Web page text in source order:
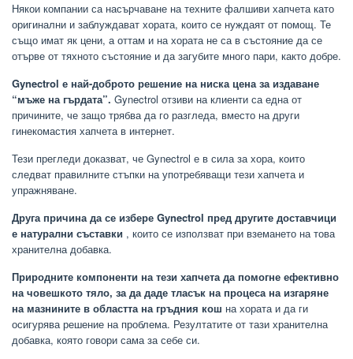
Някои компании са насърчаване на техните фалшиви хапчета като
оригинални и заблуждават хората, които се нуждаят от помощ. Те
също имат як цени, а оттам и на хората не са в състояние да се
отърве от тяхното състояние и да загубите много пари, както добре.
Gynectrol е най-доброто решение на ниска цена за издаване
“мъже на гърдата”. Gynectrol отзиви на клиенти са една от
причините, че защо трябва да го разгледа, вместо на други
гинекомастия хапчета в интернет.
Тези прегледи доказват, че Gynectrol е в сила за хора, които
следват правилните стъпки на употребяващи тези хапчета и
упражняване.
Друга причина да се избере Gynectrol пред другите доставчици
е натурални съставки , които се използват при вземането на това
хранителна добавка.
Природните компоненти на тези хапчета да помогне ефективно
на човешкото тяло, за да даде тласък на процеса на изгаряне
на мазнините в областта на гръдния кош на хората и да ги
осигурява решение на проблема. Резултатите от тази хранителна
добавка, която говори сама за себе си.